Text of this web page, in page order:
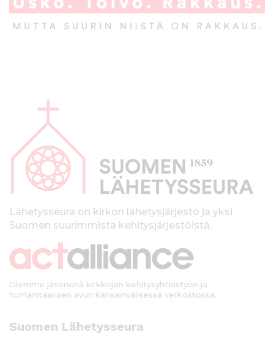
p
kLähetysseura on kirkon lähetysjärjestö ja yksi
Suomen suurimmista kehitysjärjestöistä.
Olemme jäsenenä kirkkojen kehitysyhteistyön ja
humanitaarisen avun kansainvälisessä verkostossa.
Suomen Lähetysseura